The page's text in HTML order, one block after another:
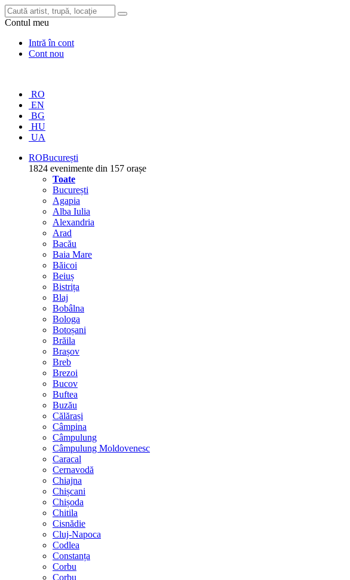
Contul meu
Intră în cont
Cont nou
RO
EN
BG
HU
UA
ROBucurești
1824 evenimente din 157 orașe
Toate
București
Agapia
Alba Iulia
Alexandria
Arad
Bacău
Baia Mare
Băicoi
Beiuș
Bistrița
Blaj
Bobâlna
Bologa
Botoșani
Brăila
Brașov
Breb
Brezoi
Bucov
Buftea
Buzău
Călărași
Câmpina
Câmpulung
Câmpulung Moldovenesc
Caracal
Cernavodă
Chiajna
Chișcani
Chișoda
Chitila
Cisnădie
Cluj-Napoca
Codlea
Constanța
Corbu
Corbu